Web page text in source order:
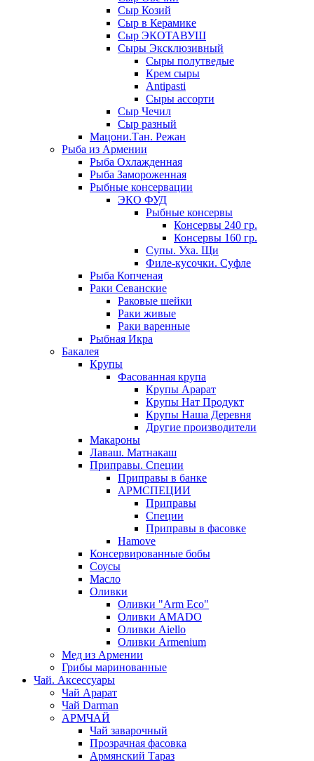
Сыр Козий
Сыр в Керамике
Сыр ЭКОТАВУШ
Сыры Эксклюзивный
Сыры полутведые
Крем сыры
Antipasti
Сыры ассорти
Сыр Чечил
Сыр разный
Мацони.Тан. Режан
Рыба из Армении
Рыба Охлажденная
Рыба Замороженная
Рыбные консервации
ЭКО ФУД
Рыбные консервы
Консервы 240 гр.
Консервы 160 гр.
Супы. Уха. Щи
Филе-кусочки. Суфле
Рыба Копченая
Раки Севанские
Раковые шейки
Раки живые
Раки варенные
Рыбная Икра
Бакалея
Крупы
Фасованная крупа
Крупы Арарат
Крупы Нат Продукт
Крупы Наша Деревня
Другие производители
Макароны
Лаваш. Матнакаш
Приправы. Специи
Приправы в банке
АРМСПЕЦИИ
Приправы
Специи
Приправы в фасовке
Hamove
Консервированные бобы
Соусы
Масло
Оливки
Оливки "Arm Eco"
Оливки AMADO
Оливки Aiello
Оливки Armenium
Мед из Армении
Грибы маринованные
Чай. Аксессуары
Чай Арарат
Чай Darman
АРМЧАЙ
Чай заварочный
Прозрачная фасовка
Армянский Тараз